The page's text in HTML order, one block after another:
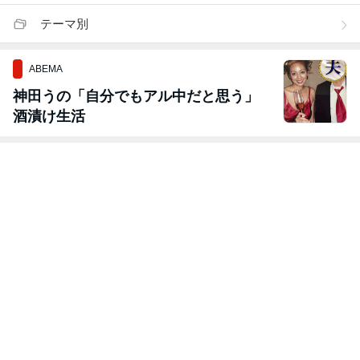
テーマ別
ABEMA
神田うの「自分でもアル中だと思う」
酒漬け生活